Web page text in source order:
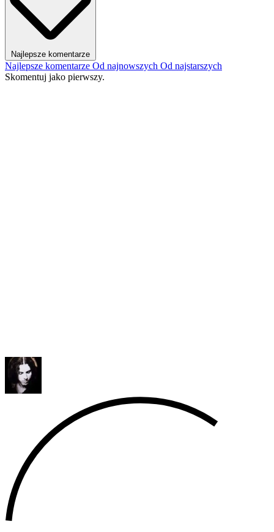
Najlepsze komentarze
Najlepsze komentarze Od najnowszych Od najstarszych
Skomentuj jako pierwszy.